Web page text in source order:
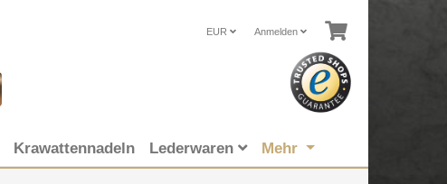
EUR Anmelden
Krawattennadeln Lederwaren Mehr